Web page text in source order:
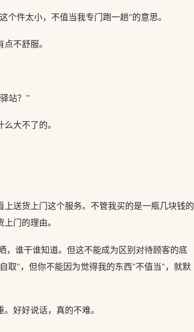
件太小，不值当我专门跑一趟"的意思。
不舒服。
站？”
大不了的。
送货上门这个服务。不管我买的是一瓶几块钱的
门的理由。
，谁干谁知道。但这不能成为区别对待顾客的底
取"，但你不能因为觉得我的东西"不值当"，就默
好好说话，真的不难。